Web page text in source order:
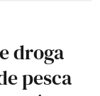
droga
pesca